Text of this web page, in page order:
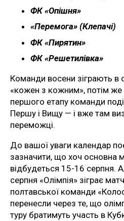
ФК «Опішня»
«Перемога» (Клепачі)
ФК «Пирятин»
ФК «Решетилівка»
Команди восени зіграють
«кожен з кожним», потім же
першого етапу команди
Першу і Вищу — і вже там
переможці.
До вашої уваги календар
зазначити, що хоч основна
відбудеться 15-16 серпня.
серпня «Олімпія» зіграє
полтавської команди
перенесли через те, що
туру братимуть участь в